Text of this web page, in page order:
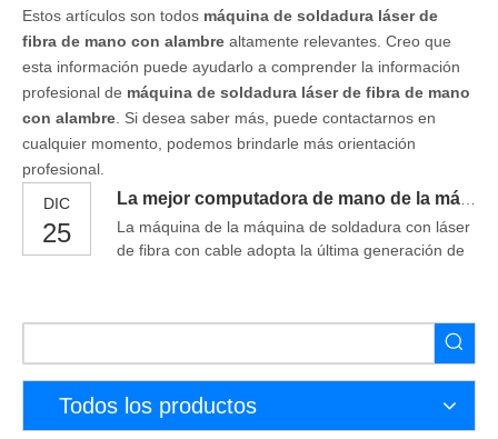
Estos artículos son todos máquina de soldadura láser de
fibra de mano con alambre altamente relevantes. Creo que
esta información puede ayudarlo a comprender la información
profesional de máquina de soldadura láser de fibra de mano
con alambre . Si desea saber más, puede contactarnos en
cualquier momento, podemos brindarle más orientación
profesional.
DIC
25
La máquina de la máquina de soldadura con láser
de fibra con cable adopta la última generación de
de producción óptica de tradicionalhard, puede
mejorar el grado de libertad de procesamiento y
procesar de manera múltiple a múltiples vigas y
Todos los productos